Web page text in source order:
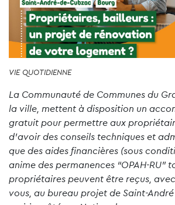
VIE QUOTIDIENNE
La Communauté de Communes du
la ville, mettent à disposition un
gratuit pour permettre aux
d’avoir des conseils techniques et
que des aides financières (sous
anime des permanences “OPAH-RU”
propriétaires peuvent être reçus,
vous, au bureau projet de Saint-